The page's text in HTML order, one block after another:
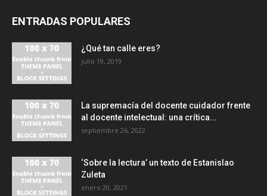
ENTRADAS POPULARES
¿Qué tan calle eres?
julio 19, 2019
La supremacía del docente cuidador frente
al docente intelectual: una crítica...
septiembre 26, 2022
‘Sobre la lectura’ un texto de Estanislao
Zuleta
enero 20, 2021